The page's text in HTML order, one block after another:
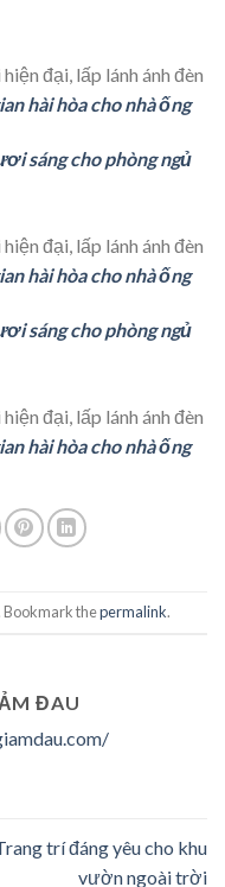
hài hòa cho nhà ống
sáng cho phòng ngủ
hài hòa cho nhà ống
sáng cho phòng ngủ
hài hòa cho nhà ống
Bookmark thepermalink.
ĐAU
trí đáng yêu cho khu
vườn ngoài trời